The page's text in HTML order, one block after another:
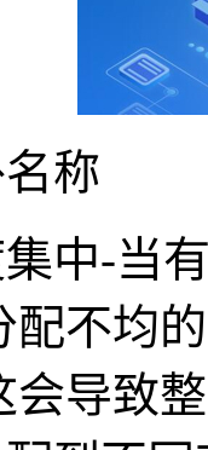
称
-当有
配不均
会导致